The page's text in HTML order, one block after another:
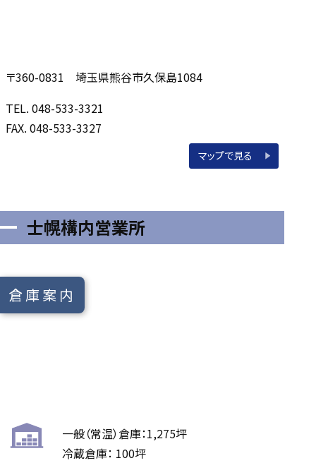
〒360-0831 埼玉県熊谷市久保島1084
TEL. 048-533-3321
FAX. 048-533-3327
マップで見る
士幌構内営業所
一般（常温）倉庫：1,275坪
冷蔵倉庫： 100坪
倉庫案内